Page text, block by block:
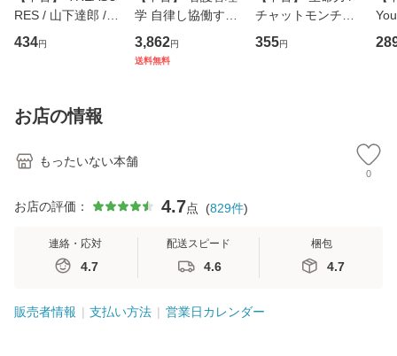
RES / 山下達郎 /
イーストウエス
ト・ジャパン [CD]
434円
学 自律し協働する
専門職の看護マネ
ジメントスキル 改
3,862円
送料無料
チャットモンチー /
キューンレコード
[CD]【メール便送
355円
のが
お店の情報
もったいない本舗
0
お店の評価： 4.7点 (829件)
連絡・応対
4.7
配送スピード
4.6
梱包
4.7
販売者情報 支払い方法 営業日カレンダー